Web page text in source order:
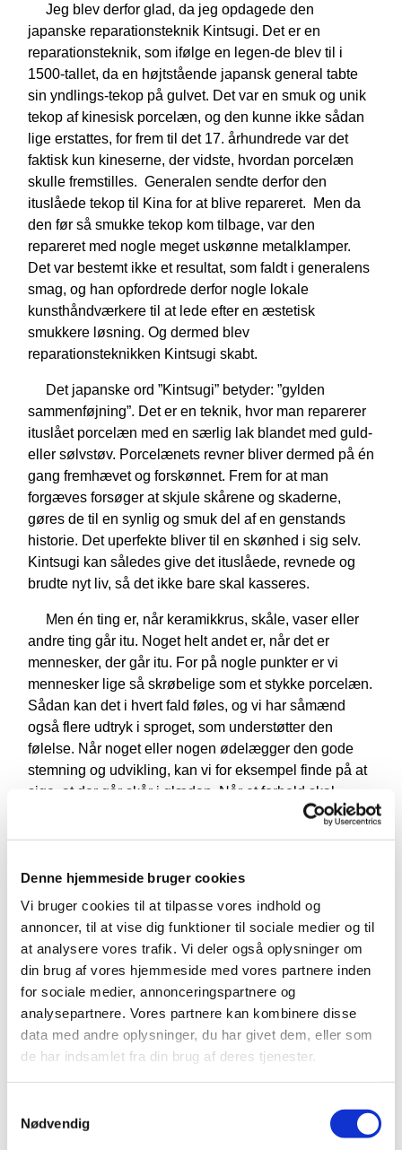
Denne hjemmeside bruger cookies
Vi bruger cookies til at tilpasse vores indhold og
annoncer, til at vise dig funktioner til sociale medier og til
at analysere vores trafik. Vi deler også oplysninger om
din brug af vores hjemmeside med vores partnere inden
for sociale medier, annonceringspartnere og
analysepartnere. Vores partnere kan kombinere disse
data med andre oplysninger, du har givet dem, eller som
de har indsamlet fra din brug af deres tjenester.
Nødvendig
Jeg blev derfor glad, da jeg opdagede den
japanske reparationsteknik Kintsugi. Det er en
reparationsteknik, som ifølge en legen-de blev til i
1500-tallet, da en højtstående japansk general tabte
sin yndlings-tekop på gulvet. Det var en smuk og unik
tekop af kinesisk porcelæn, og den kunne ikke sådan
lige erstattes, for frem til det 17. århundrede var det
faktisk kun kineserne, der vidste, hvordan porcelæn
skulle fremstilles. Generalen sendte derfor den
ituslåede tekop til Kina for at blive repareret. Men da
den før så smukke tekop kom tilbage, var den
repareret med nogle meget uskønne metalklamper.
Det var bestemt ikke et resultat, som faldt i generalens
smag, og han opfordrede derfor nogle lokale
kunsthåndværkere til at lede efter en æstetisk
smukkere løsning. Og dermed blev
reparationsteknikken Kintsugi skabt.
Det japanske ord ”Kintsugi” betyder: ”gylden
sammenføjning”. Det er en teknik, hvor man reparerer
ituslået porcelæn med en særlig lak blandet med guld-
eller sølvstøv. Porcelænets revner bliver dermed på én
gang fremhævet og forskønnet. Frem for at man
forgæves forsøger at skjule skårene og skaderne,
gøres de til en synlig og smuk del af en genstands
historie. Det uperfekte bliver til en skønhed i sig selv.
Kintsugi kan således give det ituslåede, revnede og
brudte nyt liv, så det ikke bare skal kasseres.
Men én ting er, når keramikkrus, skåle, vaser eller
andre ting går itu. Noget helt andet er, når det er
mennesker, der går itu. For på nogle punkter er vi
mennesker lige så skrøbelige som et stykke porcelæn.
Sådan kan det i hvert fald føles, og vi har såmænd
også flere udtryk i sproget, som understøtter den
følelse. Når noget eller nogen ødelægger den gode
stemning og udvikling, kan vi for eksempel finde på at
sige, at der går skår i glæden. Når et forhold skal
genoprettes, fordi vi er gået skævt af eller har svigtet
gulvet. Det er for eksempel ikke længe siden, at en af
overskrifterne på DR’s hjemmeside lød: ”Unge med
psykiske problemer kan blive tabt på gulvet”. Artiklen
handlede om, hvordan unge mennesker, der er i
behandling for psykiske lidelser, ofte kommer i
problemer, når de fylder 18, fordi overgangen mellem
børne-ungepsykiatrien og voksenpsykiatrien ikke
fungerer optimalt. De bliver tabt på gulvet, og der er
umiddelbart ingen til at samle dem op og hjælpe dem
veludviklet velfærds- og sundhedssystem er der
grupper, som bliver på gulvet.